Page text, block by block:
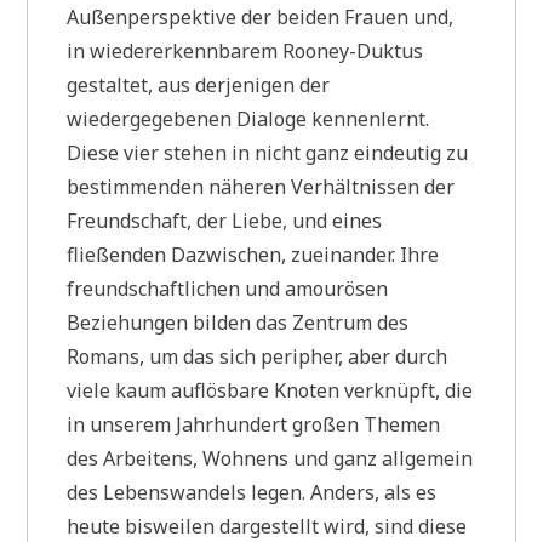
Außenperspektive der beiden Frauen und,
in wiedererkennbarem Rooney-Duktus
gestaltet, aus derjenigen der
wiedergegebenen Dialoge kennenlernt.
Diese vier stehen in nicht ganz eindeutig zu
bestimmenden näheren Verhältnissen der
Freundschaft, der Liebe, und eines
fließenden Dazwischen, zueinander. Ihre
freundschaftlichen und amourösen
Beziehungen bilden das Zentrum des
Romans, um das sich peripher, aber durch
viele kaum auflösbare Knoten verknüpft, die
in unserem Jahrhundert großen Themen
des Arbeitens, Wohnens und ganz allgemein
des Lebenswandels legen. Anders, als es
heute bisweilen dargestellt wird, sind diese